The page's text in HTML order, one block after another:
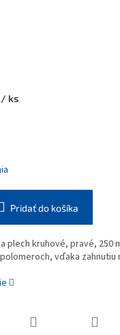
/ ks
Pridať do košíka
plech kruhové, pravé, 250
vďaka zahnutiu